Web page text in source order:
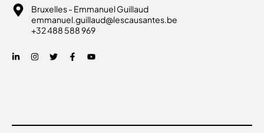
Bruxelles - Emmanuel Guillaud
emmanuel.guillaud@lescausantes.be
+32 488 588 969